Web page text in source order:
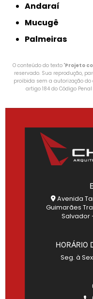
Andaraí
Mucugê
Palmeiras
O conteúdo do texto "Projeto
reservado. Sua reprodução,
proibida sem a autorização
artigo 184 do Código Penal
Avenida
Guimarães
Salvador
HORÁRIO
Seg. à